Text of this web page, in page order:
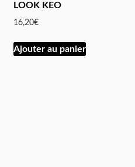
LOOK KEO
16,20€
Ajouter au panier